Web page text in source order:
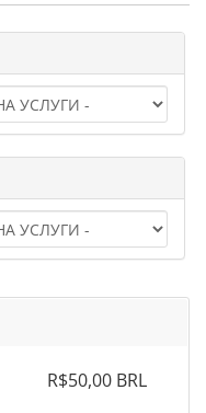
R$50,00 BRL